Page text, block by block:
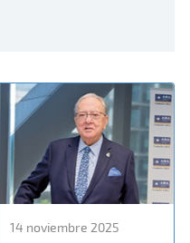
14 noviembre 2025